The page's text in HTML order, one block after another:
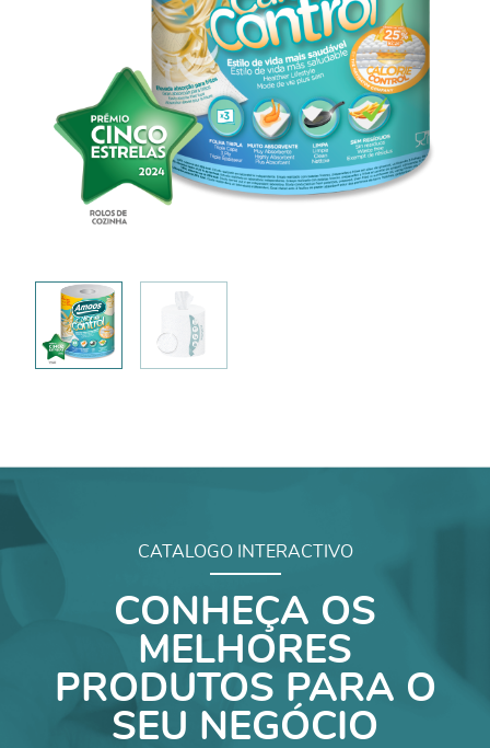
CATALOGO INTERACTIVO
CONHEÇA OS
MELHORES
PRODUTOS PARA O
SEU NEGÓCIO